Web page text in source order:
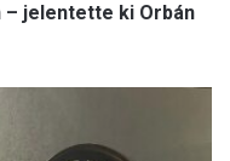
– jelentette ki Orbán